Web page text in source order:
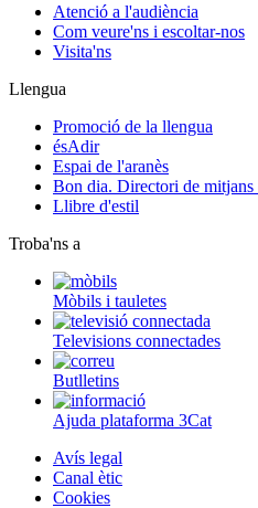
Atenció a l'audiència
Com veure'ns i escoltar-nos
Visita'ns
Llengua
Promoció de la llengua
ésAdir
Espai de l'aranès
Bon dia. Directori de mitjans
Llibre d'estil
Troba'ns a
Mòbils i tauletes
Televisions connectades
Butlletins
Ajuda plataforma 3Cat
Avís legal
Canal ètic
Cookies